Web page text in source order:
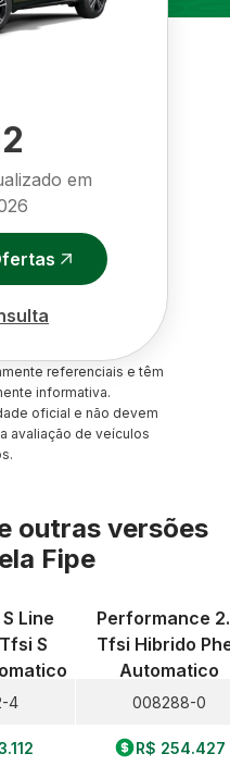
em
referenciais e têm
informativa.
oficial e não devem
avaliação de veículos
outras versões
Fipe
Line
S
4
Performance
Tfsi Hibrido
Automatico
008288-0
R$ 254.427